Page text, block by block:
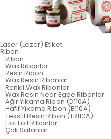
Laser (Lazer) Etiket
Ribon
Ribon
Wax Ribonlar
Resin Ribon
Wax Resin Ribonlar
Renkli Wax Ribonlar
Wax Resin Near Egde Ribonlar
Ağır Yıkama Ribon (D110A)
Hafif Yıkama Ribon (B110A)
Tekstil Resin Ribon (TR110A)
Hot Foil Ribonlar
Çok Satanlar